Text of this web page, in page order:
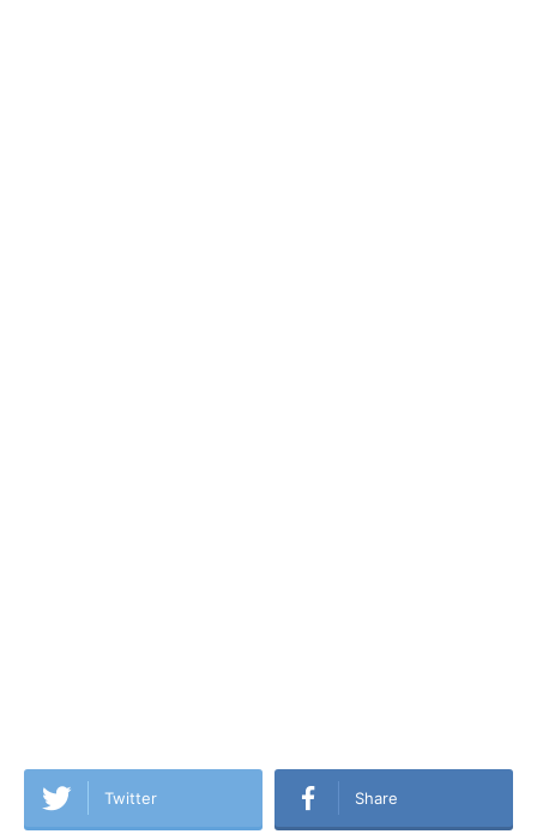
Twitter Share